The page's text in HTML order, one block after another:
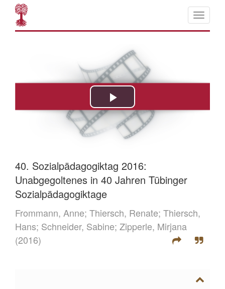
40. Sozialpädagogiktag 2016:
Unabgegoltenes in 40 Jahren Tübinger
Sozialpädagogiktage
Frommann, Anne; Thiersch, Renate; Thiersch,
Hans; Schneider, Sabine; Zipperle, Mirjana
(2016)